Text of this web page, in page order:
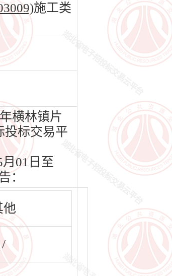
施工类
横林镇片
投标交易平
01日至
：
他
/